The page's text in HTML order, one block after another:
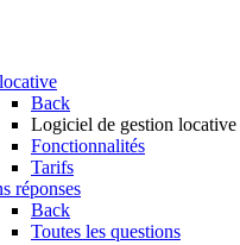
Back
Logiciel de gestion locative
Fonctionnalités
Tarifs
réponses
Back
Toutes les questions